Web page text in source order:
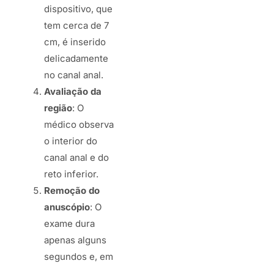
dispositivo, que
tem cerca de 7
cm, é inserido
delicadamente
no canal anal.
Avaliação da
região: O
médico observa
o interior do
canal anal e do
reto inferior.
Remoção do
anuscópio: O
exame dura
apenas alguns
segundos e, em